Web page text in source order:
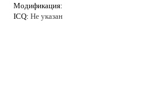
Модификация:
ICQ: Не указан